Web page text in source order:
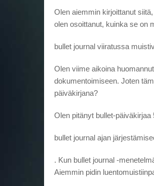
Olen aiemmin kirjoittanut
olen osoittanut, kuinka se on
bullet journal viiratussa
Olen viime aikoina
dokumentoimiseen. Joten
päiväkirjana?
Olen pitänyt bullet-
bullet journal ajan
. Kun bullet journal -
Aiemmin pidin